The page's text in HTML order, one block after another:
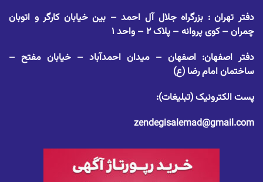
دفتر تهران : بزرگراه جلال آل احمد – بین خیابان کارگر و اتوبان
چمران – کوی پروانه – پلاک ۲ – واحد ۱
دفتر اصفهان: اصفهان – میدان احمدآباد – خیابان مفتح –
ساختمان امام رضا (ع)
پست الکترونیک (تبلیغات):
zendegisalemad@gmail.com